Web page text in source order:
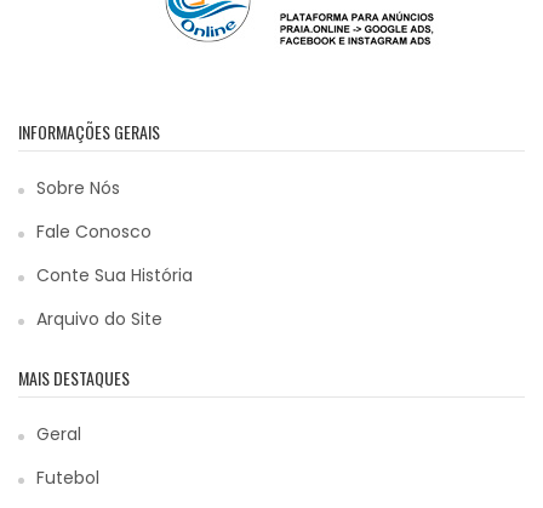
INFORMAÇÕES GERAIS
Sobre Nós
Fale Conosco
Conte Sua História
Arquivo do Site
MAIS DESTAQUES
Geral
Futebol